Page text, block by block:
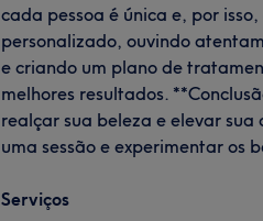
cada pessoa é única e, por
personalizado, ouvindo
e criando um plano de
melhores resultados.
realçar sua beleza e elevar
uma sessão e experimentar os
Serviços